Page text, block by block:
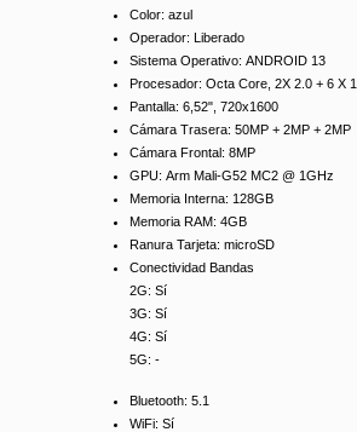
Color: azul
Operador: Liberado
Sistema Operativo: ANDROID 13
Procesador: Octa Core, 2X 2.0 + 6 X
Pantalla: 6,52", 720x1600
Cámara Trasera: 50MP + 2MP + 2MP
Cámara Frontal: 8MP
GPU: Arm Mali-G52 MC2 @ 1GHz
Memoria Interna: 128GB
Memoria RAM: 4GB
Ranura Tarjeta: microSD
Conectividad Bandas
2G: Sí
3G: Sí
4G: Sí
5G: -
Bluetooth: 5.1
WiFi: Sí